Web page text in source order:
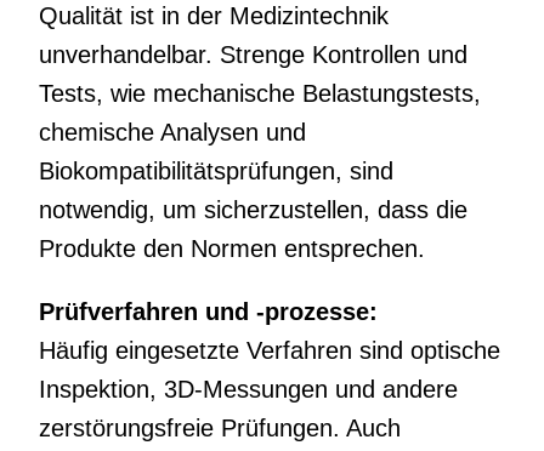
Qualität ist in der Medizintechnik
unverhandelbar. Strenge Kontrollen und
Tests, wie mechanische Belastungstests,
chemische Analysen und
Biokompatibilitätsprüfungen, sind
notwendig, um sicherzustellen, dass die
Produkte den Normen entsprechen.
Prüfverfahren und -prozesse:
Häufig eingesetzte Verfahren sind optische
Inspektion, 3D-Messungen und andere
zerstörungsfreie Prüfungen. Auch